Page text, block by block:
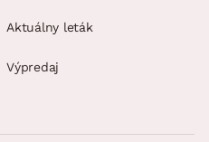
Aktuálny leták
Výpredaj